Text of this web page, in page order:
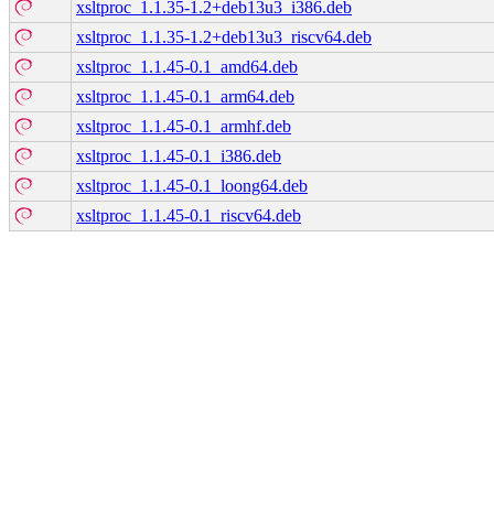
xsltproc_1.1.35-1.2+deb13u3_i386.deb
xsltproc_1.1.35-1.2+deb13u3_riscv64.deb
xsltproc_1.1.45-0.1_amd64.deb
xsltproc_1.1.45-0.1_arm64.deb
xsltproc_1.1.45-0.1_armhf.deb
xsltproc_1.1.45-0.1_i386.deb
xsltproc_1.1.45-0.1_loong64.deb
xsltproc_1.1.45-0.1_riscv64.deb